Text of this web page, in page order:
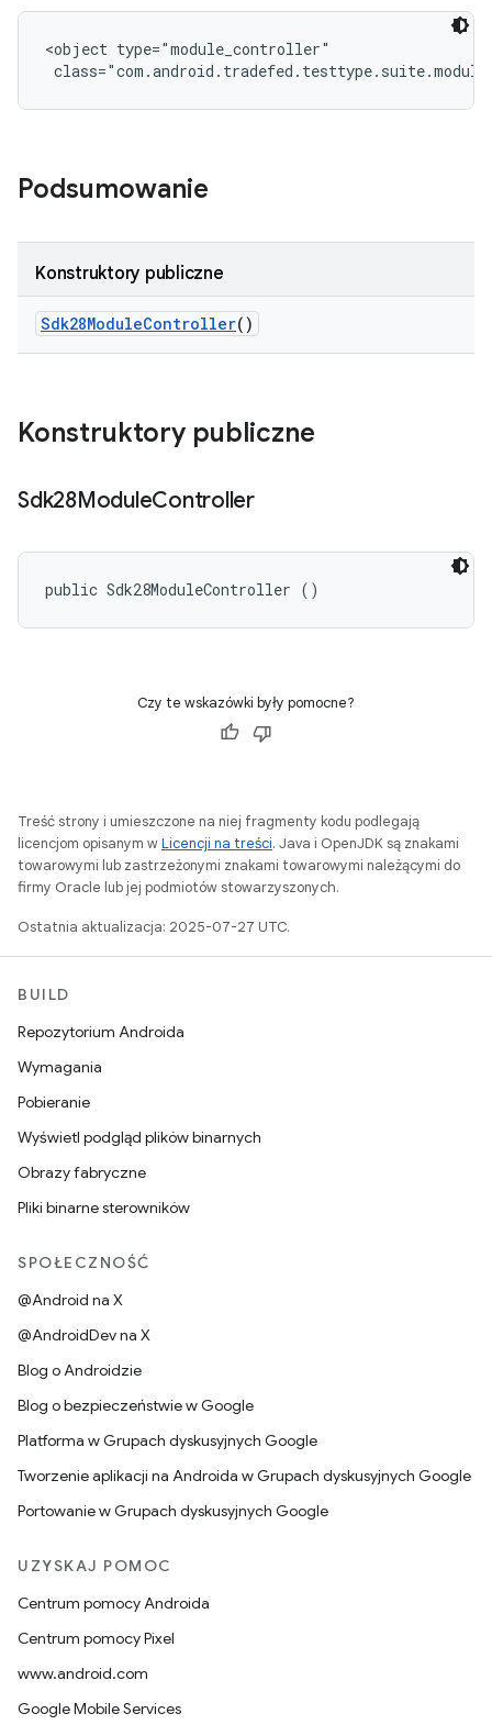
<object type="module_controller"
Podsumowanie
Konstruktory publiczne
Sdk28ModuleController()
Konstruktory publiczne
Sdk28ModuleController
public Sdk28ModuleController ()
Czy te wskazówki były pomocne?
Treść strony i umieszczone na niej fragmenty kodu podlegają
licencjom opisanym wLicencji na treści. Java i OpenJDK są znakami
towarowymi lub zastrzeżonymi znakami towarowymi należącymi do
firmy Oracle lub jej podmiotów stowarzyszonych.
Ostatnia aktualizacja: 2025-07-27 UTC.
BUILD
Repozytorium Androida
Wymagania
Pobieranie
Wyświetl podgląd plików binarnych
Obrazy fabryczne
Pliki binarne sterowników
SPOŁECZNOŚĆ
@Android na X
@AndroidDev na X
Blog o Androidzie
Blog o bezpieczeństwie w Google
Platforma w Grupach dyskusyjnych Google
Tworzenie aplikacji na Androida w Grupach dyskusyjnych Google
Portowanie w Grupach dyskusyjnych Google
UZYSKAJ POMOC
Centrum pomocy Androida
Centrum pomocy Pixel
www.android.com
Google Mobile Services